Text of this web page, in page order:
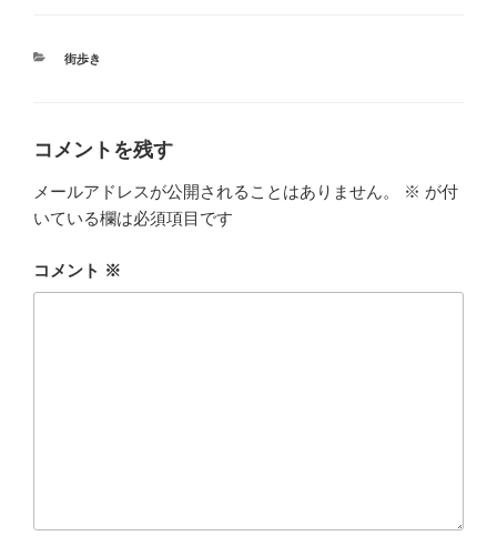
カ
街歩き
コメントを残す
メールアドレスが公開されることはありません。 ※ が付
いている欄は必須項目です
コメント ※